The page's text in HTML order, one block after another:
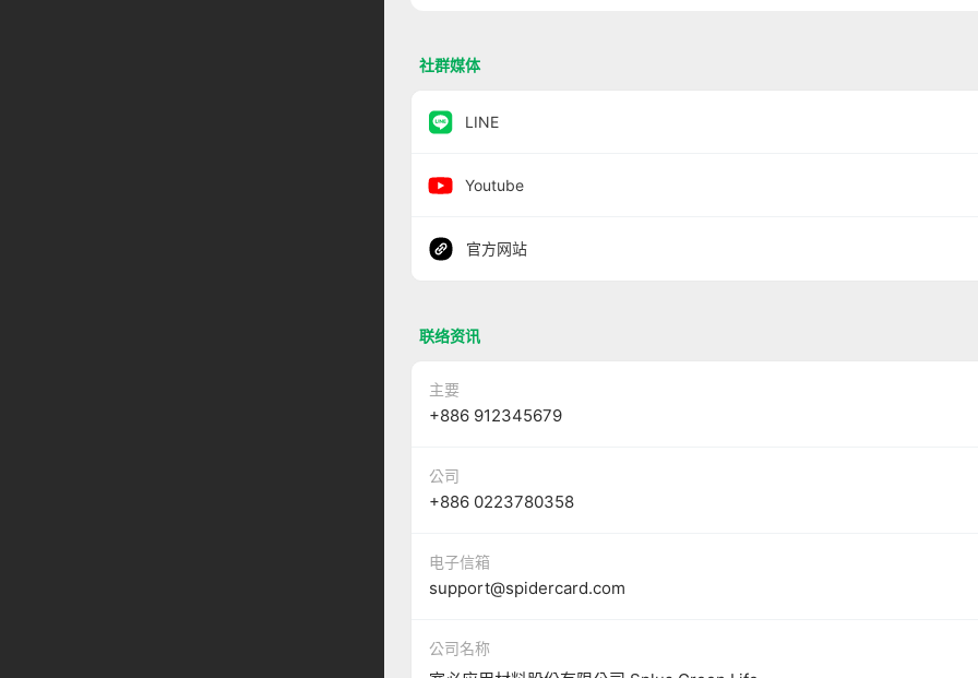
社群媒体
LINE
Youtube
官方网站
联络资讯
主要
+886 912345679
公司
+886 0223780358
电子信箱
support@spidercard.com
公司名称